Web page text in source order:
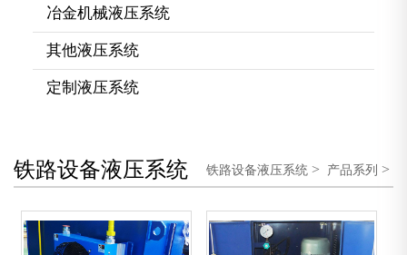
冶金机械液压系统
其他液压系统
定制液压系统
铁路设备液压系统 铁路设备液压系统 > 产品系列 >